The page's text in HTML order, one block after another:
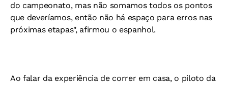
do campeonato, mas não somamos todos os pontos
que deveríamos, então não há espaço para erros nas
próximas etapas", afirmou o espanhol.
Ao falar da experiência de correr em casa, o piloto da